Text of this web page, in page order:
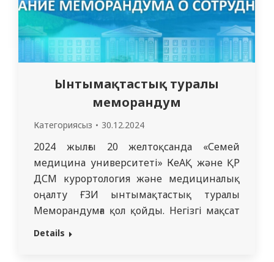
Ынтымақтастық туралы
меморандум
Категориясыз 30.12.2024
2024 жылғы 20 желтоқсанда «Семей
медицина университеті» КеАҚ және ҚР
ДСМ курортология және медициналық
оңалту ҒЗИ ынтымақтастық туралы
Меморандумға қол қойды. Негізгі мақсат
жобалар мен іс-шараларды жүзеге асыру
Details